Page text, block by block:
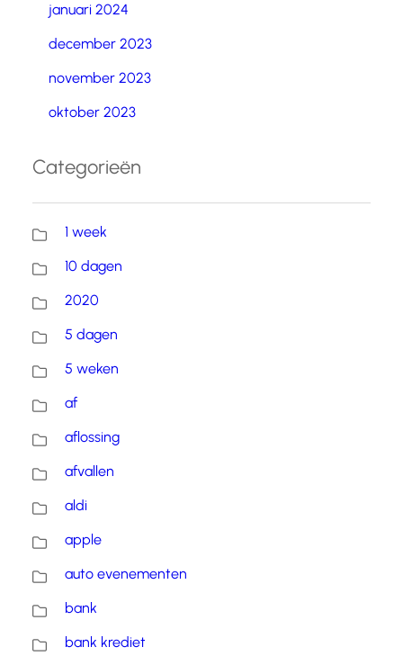
januari 2024
december 2023
november 2023
oktober 2023
Categorieën
1 week
10 dagen
2020
5 dagen
5 weken
af
aflossing
afvallen
aldi
apple
auto evenementen
bank
bank krediet